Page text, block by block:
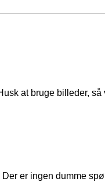
at bruge billeder, så
er ingen dumme